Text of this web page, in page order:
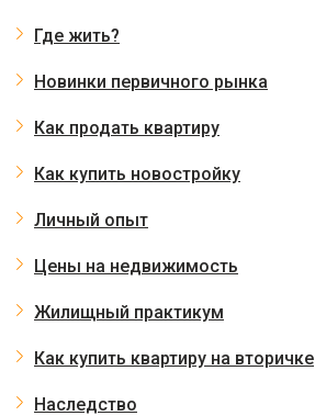
Где жить?
Новинки первичного рынка
Как продать квартиру
Как купить новостройку
Личный опыт
Цены на недвижимость
Жилищный практикум
Как купить квартиру на вторичке
Наследство